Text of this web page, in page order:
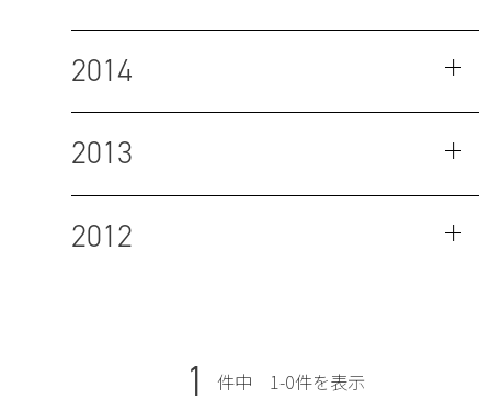
2014
2013
2012
1 件中 1-0件を表示